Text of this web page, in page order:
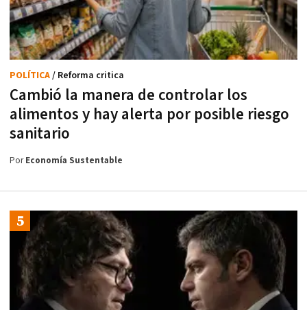
Cambió la manera de controlar los
alimentos y hay alerta por posible riesgo
sanitario
POLÍTICA/ Reforma critica
PorEconomía Sustentable